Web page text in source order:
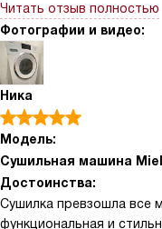
хромированной
элегантности.
Важным атрибутом
облегчает процесс
целых 22! Это
любого типа белья - от
джинсов.
Мне особенно нравится
можно забыть о
Читать отзыв полностью
Фотографии и видео:
Ника
Модель:
Сушильная машина
Достоинства:
Сушилка превзошла все
функциональная и